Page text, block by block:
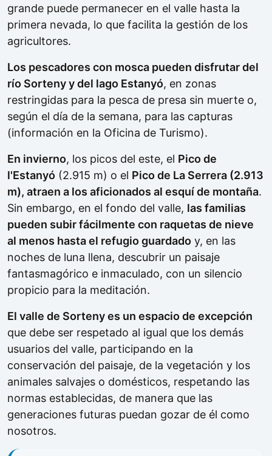
grande puede permanecer en el valle hasta la
primera nevada, lo que facilita la gestión de los
agricultores.
Los pescadores con mosca pueden disfrutar del
río Sorteny y del lago Estanyó, en zonas
restringidas para la pesca de presa sin muerte o,
según el día de la semana, para las capturas
(información en la Oficina de Turismo).
En invierno, los picos del este, el Pico de
l'Estanyó (2.915 m) o el Pico de La Serrera (2.913
m), atraen a los aficionados al esquí de montaña.
Sin embargo, en el fondo del valle, las familias
pueden subir fácilmente con raquetas de nieve
al menos hasta el refugio guardado y, en las
noches de luna llena, descubrir un paisaje
fantasmagórico e inmaculado, con un silencio
propicio para la meditación.
El valle de Sorteny es un espacio de excepción
que debe ser respetado al igual que los demás
usuarios del valle, participando en la
conservación del paisaje, de la vegetación y los
animales salvajes o domésticos, respetando las
normas establecidas, de manera que las
generaciones futuras puedan gozar de él como
nosotros.